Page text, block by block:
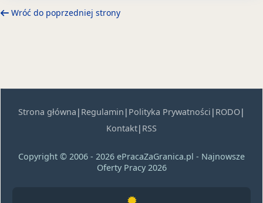
Wróć do poprzedniej strony
Strona główna | Regulamin | Polityka Prywatności | RODO|
Kontakt| RSS
Copyright © 2006 - 2026 ePracaZaGranica.pl - Najnowsze
Oferty Pracy 2026